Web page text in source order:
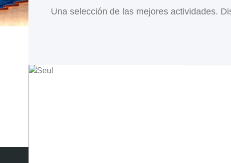
Una selección de las mejores actividades.